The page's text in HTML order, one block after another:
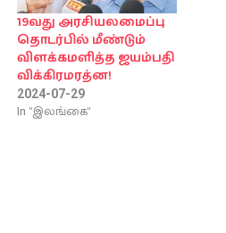
19வது அரசியலமைப்பு
தொடர்பில் மீண்டும்
விளக்கமளித்த ஜயம்பதி
விக்கிரமரத்ன!
2024-07-29
In "இலங்கை"